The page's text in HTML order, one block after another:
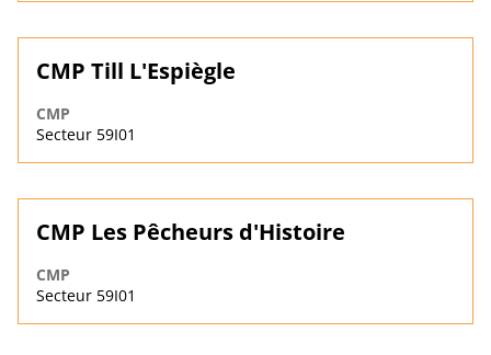
CMP Till L'Espiègle
CMP
Secteur 59I01
CMP Les Pêcheurs d'Histoire
CMP
Secteur 59I01